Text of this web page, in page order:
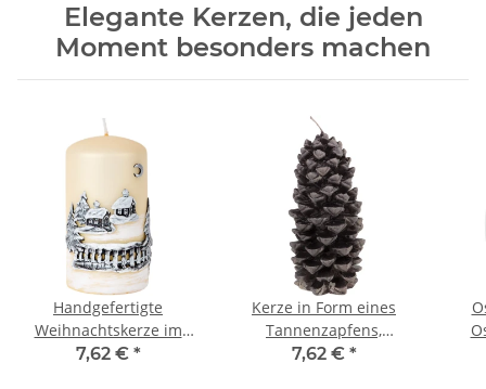
Elegante Kerzen, die jeden
Moment besonders machen
Handgefertigte
Weihnachtskerze im
festlichen Gelb
7,62 € *
Kerze in Form eines
Tannenzapfens,
Figurenkerze,
7,62 € *